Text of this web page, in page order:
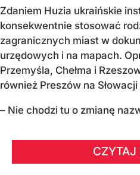
Zdaniem Huzia ukraińskie
konsekwentnie stosować
zagranicznych miast w
urzędowych i na mapach.
Przemyśla, Chełma i
również Preszów na
– Nie chodzi tu o zmianę
CZYTAJ